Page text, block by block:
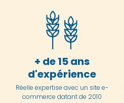
+ de 15 ans
d'expérience
Réelle expertise avec un site e-
commerce datant de 2010